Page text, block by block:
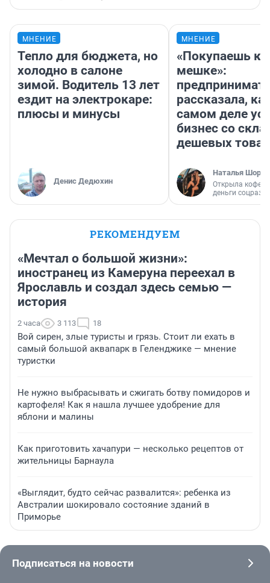
МНЕНИЕ
Тепло для бюджета, но
холодно в салоне
зимой. Водитель 13 лет
ездит на электрокаре:
плюсы и минусы
Денис Дедюхин
МНЕНИЕ
«Покупаешь
мешке»:
рассказала,
самом деле
бизнес со
дешевых
Наталья
Открыла
деньги
РЕКОМЕНДУЕМ
«Мечтал о большой жизни»:
иностранец из Камеруна переехал в
Ярославль и создал здесь семью —
история
2 часа 3 113 18
Вой сирен, злые туристы и грязь. Стоит ли ехать в
самый большой аквапарк в Геленджике — мнение
туристки
Не нужно выбрасывать и сжигать ботву помидоров и
картофеля! Как я нашла лучшее удобрение для
яблони и малины
Как приготовить хачапури — несколько рецептов от
жительницы Барнаула
«Выглядит, будто сейчас развалится»: ребенка из
Австралии шокировало состояние зданий в
Приморье
Подписаться на новости